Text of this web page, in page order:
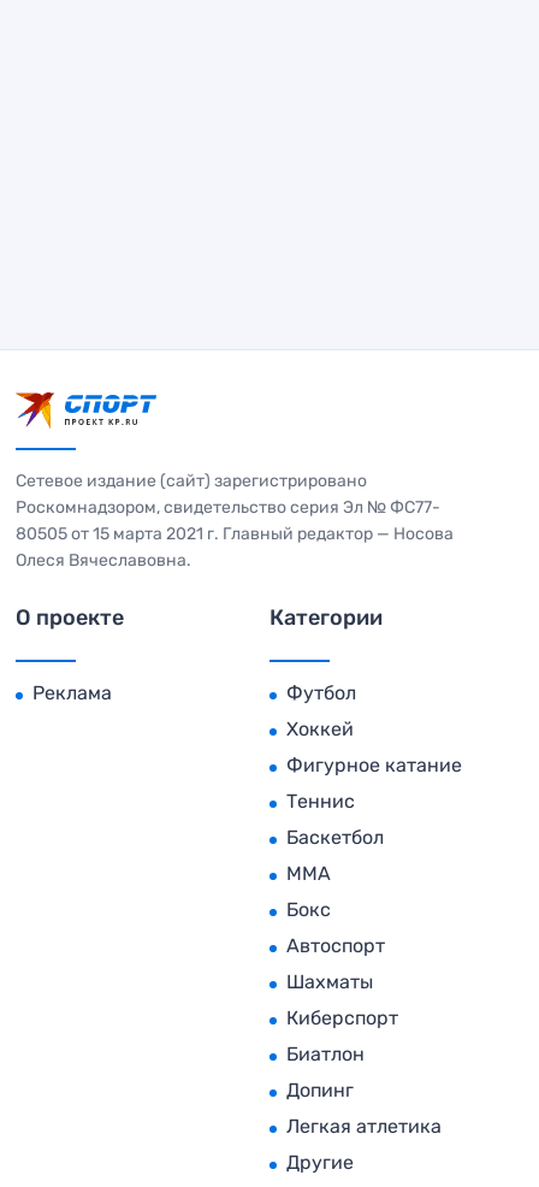
Сетевое издание (сайт) зарегистрировано
Роскомнадзором, свидетельство серия Эл № ФС77-
80505 от 15 марта 2021 г. Главный редактор — Носова
Олеся Вячеславовна.
О проекте
Реклама
Категории
Футбол
Хоккей
Фигурное катание
Теннис
Баскетбол
MMA
Бокс
Автоспорт
Шахматы
Киберспорт
Биатлон
Допинг
Легкая атлетика
Другие